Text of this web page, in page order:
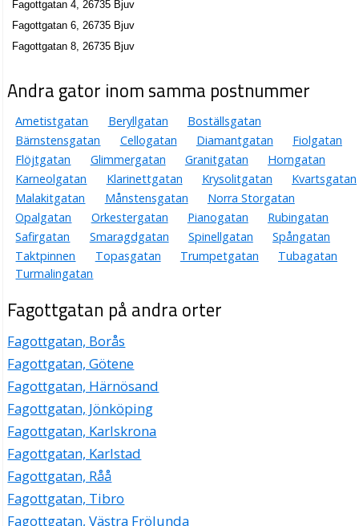
Fagottgatan 4, 26735 Bjuv
Fagottgatan 6, 26735 Bjuv
Fagottgatan 8, 26735 Bjuv
Andra gator inom samma postnummer
Ametistgatan Beryllgatan
Boställsgatan
Bärnstensgatan
Cellogatan Diamantgatan
Fiolgatan
Flöjtgatan
Glimmergatan Granitgatan
Horngatan
Karneolgatan
Klarinettgatan Krysolitgatan
Kvartsgatan
Malakitgatan
Månstensgatan
Norra Storgatan
Opalgatan
Orkestergatan Pianogatan
Rubingatan
Safirgatan
Smaragdgatan Spinellgatan
Spångatan
Taktpinnen
Topasgatan Trumpetgatan
Tubagatan
Turmalingatan
Fagottgatan på andra orter
Fagottgatan, Borås
Fagottgatan, Götene
Fagottgatan, Härnösand
Fagottgatan, Jönköping
Fagottgatan, Karlskrona
Fagottgatan, Karlstad
Fagottgatan, Råå
Fagottgatan, Tibro
Fagottgatan, Västra Frölunda